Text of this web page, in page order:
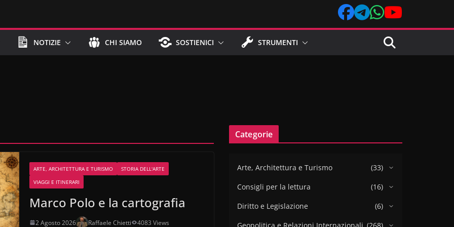
NOTIZIE CHI SIAMO SOSTIENICI STRUMENTI
ARTE, ARCHITETTURA E TURISMO
STORIA DELL'ARTE
VIAGGI E ITINERARI
Marco Polo e la cartografia
2 Agosto 2026 Raffaele Chietti
4083 Views
Categorie
Arte, Architettura e Turismo
(33)
Consigli per la lettura
(16)
Diritto e Legislazione
(6)
Geopolitica e Relazioni Internazionali (268)